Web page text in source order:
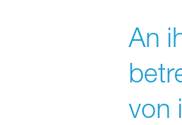
An
von